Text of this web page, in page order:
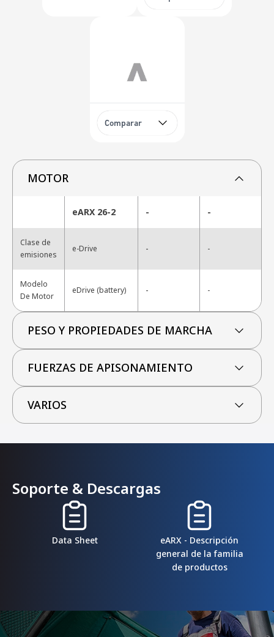
Comparar
MOTOR
eARX 26-2 - -
Clase de
emisiones
e-Drive - -
Modelo
De Motor
eDrive (battery) - -
PESO Y PROPIEDADES DE MARCHA
FUERZAS DE APISONAMIENTO
VARIOS
Soporte & Descargas
Data Sheet
eARX - Descripción
general de la familia
de productos